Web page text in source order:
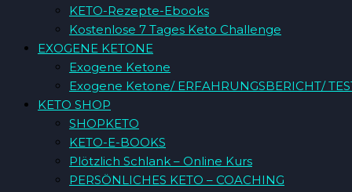
KETO-Rezepte-Ebooks
Kostenlose 7 Tages Keto Challenge
EXOGENE KETONE
Exogene Ketone
Exogene Ketone/ ERFAHRUNGSBERICHT/
KETO SHOP
SHOPKETO
KETO-E-BOOKS
Plötzlich Schlank – Online Kurs
PERSÖNLICHES KETO – COACHING